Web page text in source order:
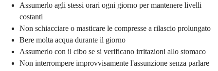
Assumerlo agli stessi orari ogni giorno per mantenere livelli
costanti
Non schiacciare o masticare le compresse a rilascio prolungato
Bere molta acqua durante il giorno
Assumerlo con il cibo se si verificano irritazioni allo stomaco
Non interrompere improvvisamente l'assunzione senza parlare